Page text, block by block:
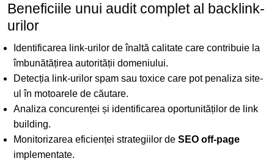
Beneficiile unui audit complet al backlink-
urilor
Identificarea link-urilor de înaltă calitate care contribuie la
îmbunătățirea autorității domeniului.
Detecția link-urilor spam sau toxice care pot penaliza site-
ul în motoarele de căutare.
Analiza concurenței și identificarea oportunităților de link
building.
Monitorizarea eficienței strategiilor de SEO off-page
implementate.